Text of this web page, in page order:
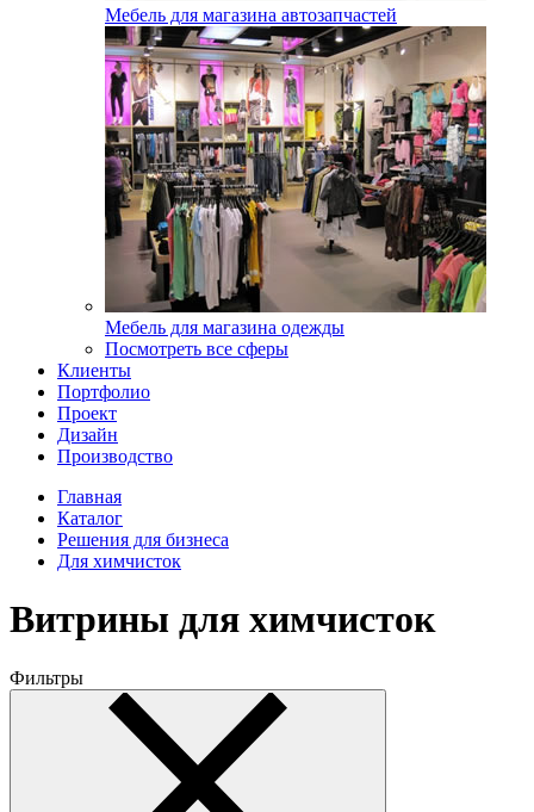
Мебель для магазина автозапчастей
Мебель для магазина одежды
Посмотреть все сферы
Клиенты
Портфолио
Проект
Дизайн
Производство
Главная
Каталог
Решения для бизнеса
Для химчисток
Витрины для химчисток
Фильтры